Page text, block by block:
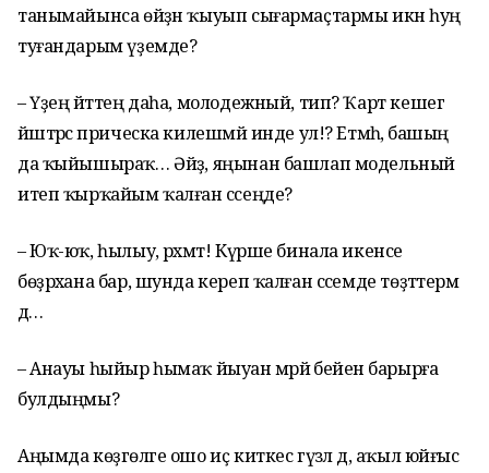
танымайынса өйҙән ҡыуып сығармаҫтармы икән һуң
туғандарым үҙемде?
– Үҙең әйттең даһа, молодежный, тип? Ҡарт кешегә
йәштәрсә прическа килешмәй инде ул!? Етмәһә, башың
да ҡыйышыраҡ… Әйҙә, яңынан башлап модельный
итеп ҡырҡайым ҡалған сәсеңде?
– Юҡ-юҡ, һылыу, рәхмәт! Күрше бинала икенсе
бөҙрәхана бар, шунда кереп ҡалған сәсемде төҙәттерәм
дә…
– Анауы һыйыр һымаҡ йыуан мәрйә әбейенә барырға
булдыңмы?
Аңымда көҙгөләге ошо иҫ киткес гүзәл дә, аҡыл юйғыс